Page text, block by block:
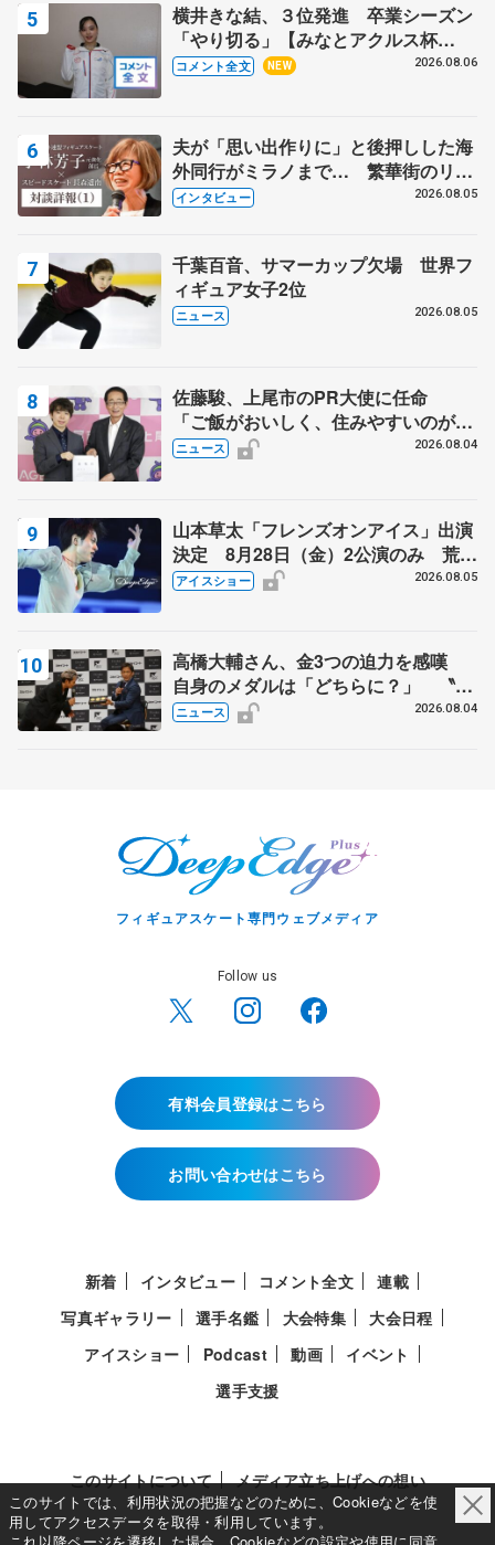
横井きな結、３位発進 卒業シーズン
「やり切る」【みなとアクルス杯
SP】
コメント全文 NEW 2026.08.06
夫が「思い出作りに」と後押しした海
外同行がミラノまで… 繁華街のリン
クでは不良のお兄さんも味方に 小林
インタビュー 2026.08.05
千葉百音、サマーカップ欠場 世界フ
ィギュア女子2位
ニュース 2026.08.05
佐藤駿、上尾市のPR大使に任命
「ご飯がおいしく、住みやすいのが魅
力」
ニュース 2026.08.04
山本草太「フレンズオンアイス」出演
決定 8月28日（金）2公演のみ 荒川
静香さんプロデュース、20周年のアイ
アイスショー 2026.08.05
高橋大輔さん、金3つの迫力を感嘆
自身のメダルは「どちらに？」 〝リ
ス兄弟〟オリンピック3連覇の野村忠
ニュース 2026.08.04
フィギュアスケート専門ウェブメディア
Follow us
有料会員登録はこちら
お問い合わせはこちら
新着 インタビュー コメント全文
連載
写真ギャラリー
選手名鑑 大会特集
大会日程
アイスショー
Podcast 動画
イベント
選手支援
このサイトについて メディア立ち上げへの想い
このサイトでは、利用状況の把握などのために、Cookieなどを使
用してアクセスデータを取得・利用しています。